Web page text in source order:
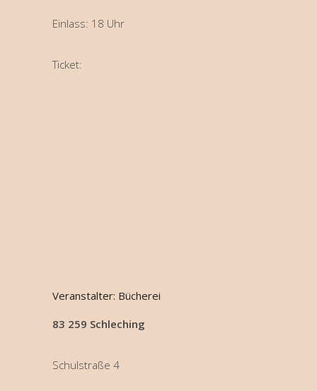
Einlass: 18 Uhr
Ticket:
Veranstalter: Bücherei
83 259 Schleching
Schulstraße 4